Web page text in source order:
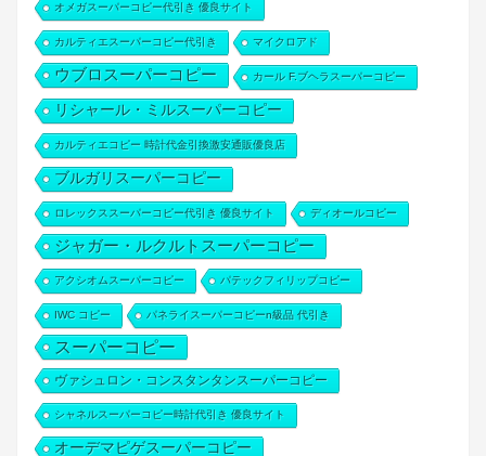
オメガスーパーコピー代引き 優良サイト
カルティエスーパーコピー代引き マイクロアド
ウブロスーパーコピー カール F.ブヘラスーパーコピー
リシャール・ミルスーパーコピー
カルティエコピー 時計代金引換激安通販優良店
ブルガリスーパーコピー
ロレックススーパーコピー代引き 優良サイト ディオールコピー
ジャガー・ルクルトスーパーコピー
アクシオムスーパーコピー パテックフィリップコピー
IWC コピー パネライスーパーコピーn級品 代引き
スーパーコピー
ヴァシュロン・コンスタンタンスーパーコピー
シャネルスーパーコピー時計代引き 優良サイト
オーデマピゲスーパーコピー